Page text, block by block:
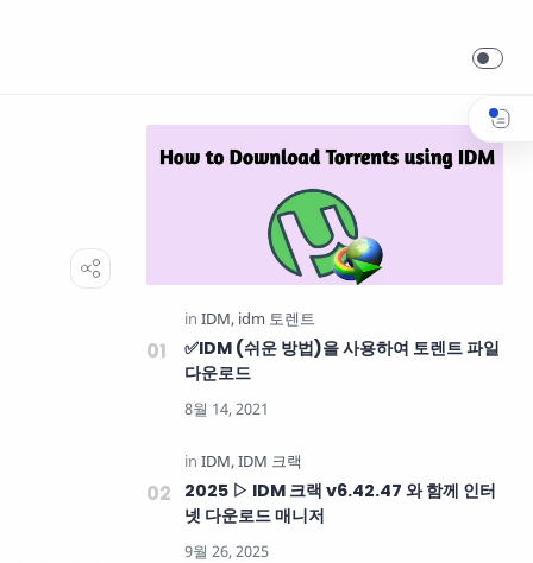
✅IDM (쉬운 방법)을 사용하여 토렌트 파일
다운로드
2025 ▷ IDM 크랙 v6.42.47 와 함께 인터
넷 다운로드 매니저